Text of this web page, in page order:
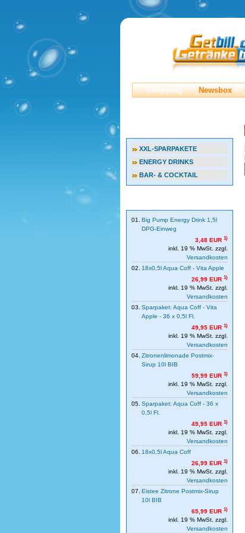
Shopping Newsbox
XXL-SPARPAKETE
ENERGY DRINKS
BAR- & COCKTAIL
01. Big Pump Energy Drink 1,5l
DPG-Einweg
3,48 EUR 1)
inkl. 19 % MwSt. zzgl.
Versandkosten
02. 18x0,5l Aqua Coff - Vita Apple
26,99 EUR 1)
inkl. 19 % MwSt. zzgl.
Versandkosten
03. Sparpaket: Aqua Coff - Vita
Apple - 36 x 0,5l Fl.
49,95 EUR 1)
inkl. 19 % MwSt. zzgl.
Versandkosten
04. Zitronenlimonade Postmix-
Sirup 10l BIB
59,99 EUR 1)
inkl. 19 % MwSt. zzgl.
Versandkosten
05. Sparpaket: Aqua Coff - 36 x
0,5l Fl.
49,95 EUR 1)
inkl. 19 % MwSt. zzgl.
Versandkosten
06. 18x0,5l Aqua Coff
26,99 EUR 1)
inkl. 19 % MwSt. zzgl.
Versandkosten
07. Eistee Zitrone Postmix-Sirup
10l BIB
65,99 EUR 1)
inkl. 19 % MwSt. zzgl.
Versandkosten